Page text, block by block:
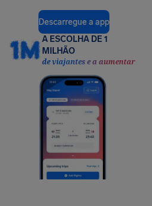
Descarregue a app
A ESCOLHA DE 1
MILHÃO
de viajantes e a aumentar